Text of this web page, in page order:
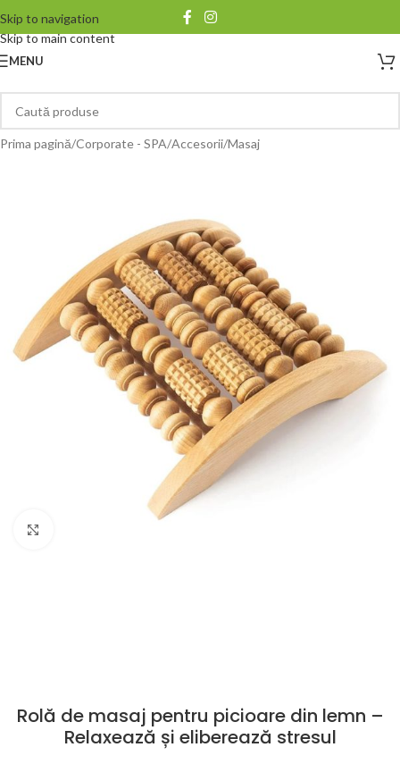
Skip to navigation
Skip to main content
MENU
Prima pagină/Corporate - SPA/Accesorii/Masaj
Rolă de masaj pentru picioare din lemn –
Relaxează și eliberează stresul